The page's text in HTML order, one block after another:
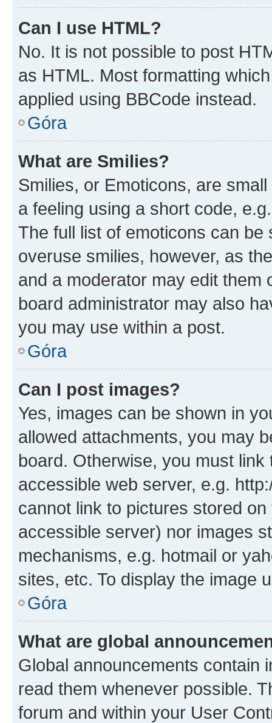
Can I use HTML?
No. It is not possible to post
as HTML. Most formatting
applied using BBCode instead.
Góra
What are Smilies?
Smilies, or Emoticons, are
a feeling using a short code,
The full list of emoticons can
overuse smilies, however, as
and a moderator may edit them
board administrator may also
you may use within a post.
Góra
Can I post images?
Yes, images can be shown in
allowed attachments, you may
board. Otherwise, you must
accessible web server, e.g.
cannot link to pictures stored
accessible server) nor images
mechanisms, e.g. hotmail or
sites, etc. To display the image
Góra
What are global
Global announcements contain
read them whenever possible.
forum and within your User